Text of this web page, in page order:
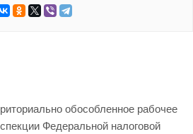
обособленное рабочее
Федеральной налоговой